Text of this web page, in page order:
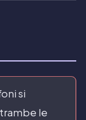
si
le